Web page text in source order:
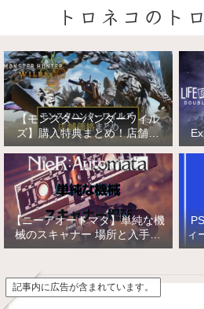
トロネコのト
【モンスターハンターワイル
ズ】購入特典まとめ！店舗特
典・店舗価格比較！
店
【ニーアオートマタ】単純な機
械のスキャナー 場所と入手方
法/複雑な機械と精巧な機械の
ィ
記事内に広告が含まれています。